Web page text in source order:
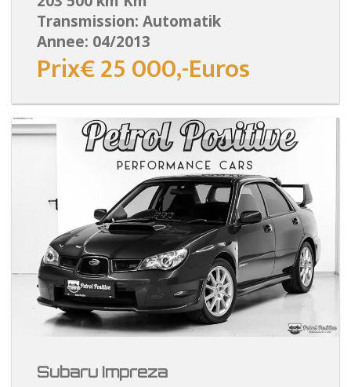
Transmission: Automatik
Annee: 04/2013
Prix€ 25 000,-Euros
Subaru Impreza